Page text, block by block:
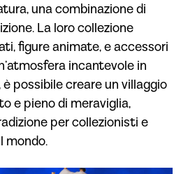
una combinazione di
La loro collezione
figure animate, e accessori
incantevole in
possibile creare un villaggio
e pieno di meraviglia,
per collezionisti e
mondo.